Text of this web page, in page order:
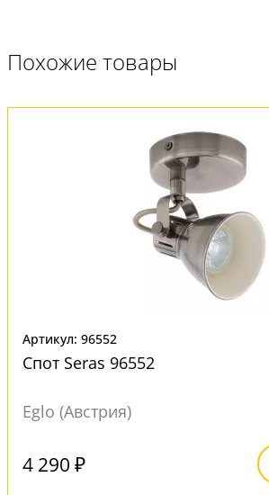
Похожие товары
Артикул: 96552
Спот Seras 96552
Eglo (Австрия)
4 290 ₽